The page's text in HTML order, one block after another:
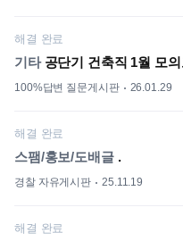
해결 완료
기타공단기 건축직 1월 모
100%답변 질문게시판 26.01.29
해결 완료
스팸/홍보/도배글.
경찰 자유게시판 25.11.19
해결 완료